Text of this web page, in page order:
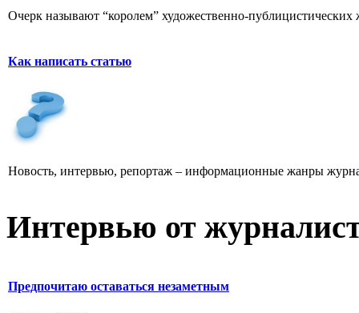
Очерк называют “королем” художественно-публицистических
Как написать статью
Новость, интервью, репортаж – информационные жанры
Интервью от
Предпочитаю оставаться незаметным